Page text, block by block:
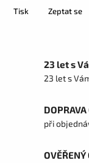
Tisk Zeptat se
23 let s
23 let s
při
OVĚŘENÝ